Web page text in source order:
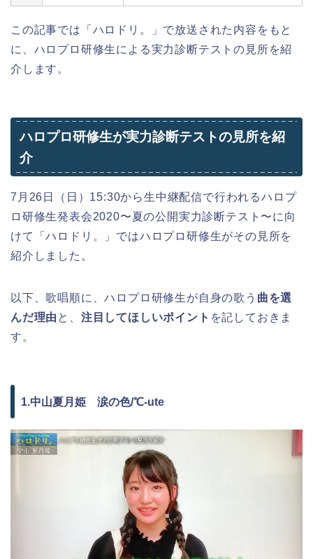
この記事では「ハロドリ。」で放送された内容をもと
に、ハロプロ研修生による実力診断テストの見所を紹
介します。
ハロプロ研修生が実力診断テストの見所を紹
介
7月26日（日）15:30から生中継配信で行われるハロプ
ロ研修生発表会2020〜夏の公開実力診断テスト〜に向
けて「ハロドリ。」ではハロプロ研修生がその見所を
紹介しました。
以下、歌唱順に、ハロプロ研修生が自身の歌う 曲を選
んだ理由 と、 注目してほしいポイント を記しておきま
す。
1.中山夏月姫 涙の色/℃-ute